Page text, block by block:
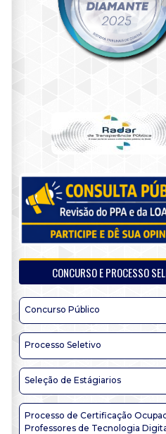
CONCURSO E PROCESSO
Concurso Público
Processo Seletivo
Seleção de Estágiarios
Processo de Certificação
Professores de Tecnologia